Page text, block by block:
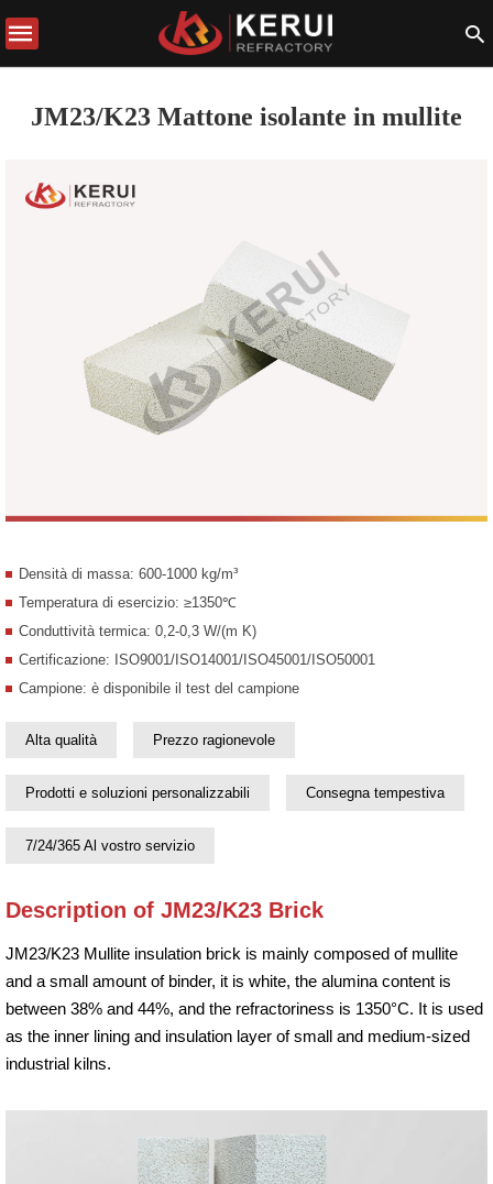
JM23/K23 Mattone isolante in mullite
Densità di massa: 600-1000 kg/m³
Temperatura di esercizio: ≥1350℃
Conduttività termica: 0,2-0,3 W/(m K)
Certificazione: ISO9001/ISO14001/ISO45001/ISO50001
Campione: è disponibile il test del campione
Alta qualità Prezzo ragionevole
Prodotti e soluzioni personalizzabili Consegna tempestiva
7/24/365 Al vostro servizio
Description of JM23/K23 Brick
JM23/K23 Mullite insulation brick is mainly composed of mullite
and a small amount of binder, it is white, the alumina content is
between 38% and 44%, and the refractoriness is 1350°C. It is used
as the inner lining and insulation layer of small and medium-sized
industrial kilns.